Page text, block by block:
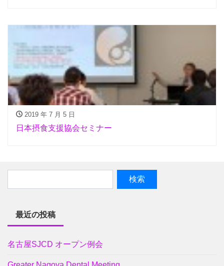
2019 年 7 月 5 日
日本摂食支援協会セミナー
最近の投稿
名古屋SJCD オープン例会